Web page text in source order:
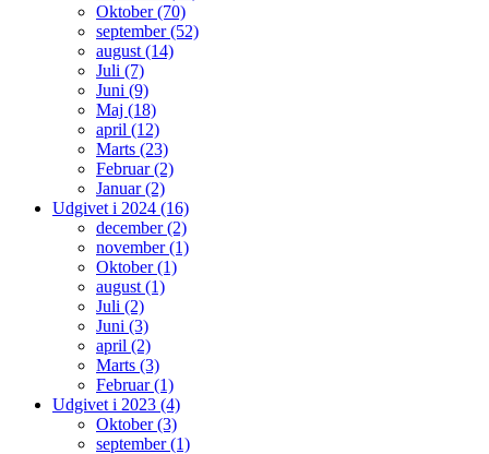
Oktober (70)
september (52)
august (14)
Juli (7)
Juni (9)
Maj (18)
april (12)
Marts (23)
Februar (2)
Januar (2)
Udgivet i 2024 (16)
december (2)
november (1)
Oktober (1)
august (1)
Juli (2)
Juni (3)
april (2)
Marts (3)
Februar (1)
Udgivet i 2023 (4)
Oktober (3)
september (1)